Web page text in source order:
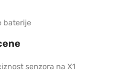
baterije
senzora na X1